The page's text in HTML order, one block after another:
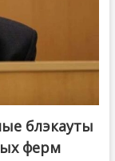
блэкауты
ферм